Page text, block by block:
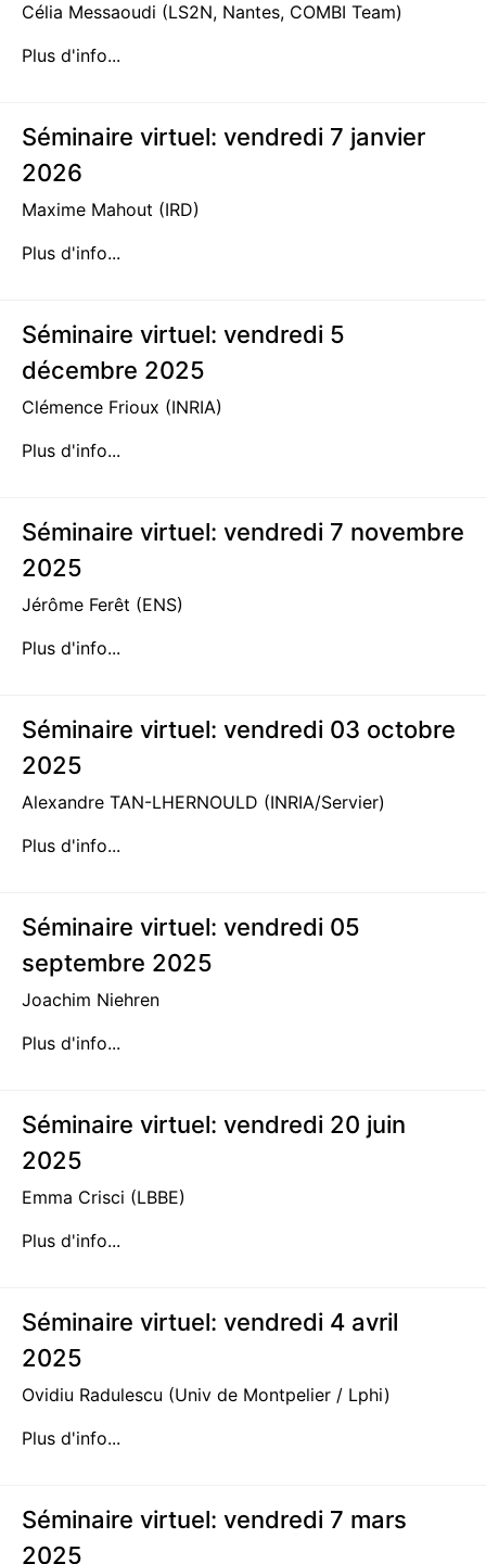
Célia Messaoudi (LS2N, Nantes, COMBI Team)
Plus d'info...
Séminaire virtuel: vendredi 7 janvier
2026
Maxime Mahout (IRD)
Plus d'info...
Séminaire virtuel: vendredi 5
décembre 2025
Clémence Frioux (INRIA)
Plus d'info...
Séminaire virtuel: vendredi 7 novembre
2025
Jérôme Ferêt (ENS)
Plus d'info...
Séminaire virtuel: vendredi 03 octobre
2025
Alexandre TAN-LHERNOULD (INRIA/Servier)
Plus d'info...
Séminaire virtuel: vendredi 05
septembre 2025
Joachim Niehren
Plus d'info...
Séminaire virtuel: vendredi 20 juin
2025
Emma Crisci (LBBE)
Plus d'info...
Séminaire virtuel: vendredi 4 avril
2025
Ovidiu Radulescu (Univ de Montpelier / Lphi)
Plus d'info...
Séminaire virtuel: vendredi 7 mars
2025